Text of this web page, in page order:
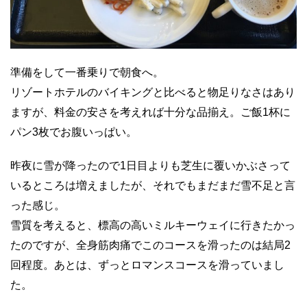
準備をして一番乗りで朝食へ。
リゾートホテルのバイキングと比べると物足りなさはあり
ますが、料金の安さを考えれば十分な品揃え。ご飯1杯に
パン3枚でお腹いっぱい。
昨夜に雪が降ったので1日目よりも芝生に覆いかぶさって
いるところは増えましたが、それでもまだまだ雪不足と言
った感じ。
雪質を考えると、標高の高いミルキーウェイに行きたかっ
たのですが、全身筋肉痛でこのコースを滑ったのは結局2
回程度。あとは、ずっとロマンスコースを滑っていまし
た。